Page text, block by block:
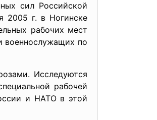
сил Российской
2005 г. в Ногинске
рабочих мест
военнослужащих по
Исследуются
рабочей
и НАТО в этой